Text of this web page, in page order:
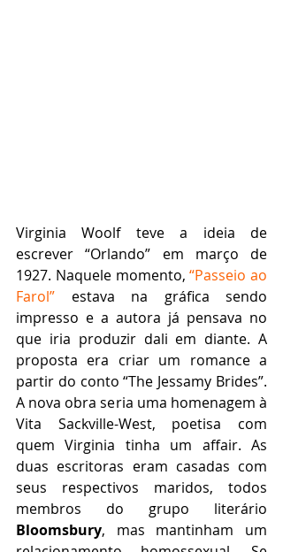
Virginia Woolf teve a ideia de
escrever “Orlando” em março de
1927. Naquele momento, “Passeio ao
Farol” estava na gráfica sendo
impresso e a autora já pensava no
que iria produzir dali em diante. A
proposta era criar um romance a
partir do conto “The Jessamy Brides”.
A nova obra seria uma homenagem à
Vita Sackville-West, poetisa com
quem Virginia tinha um affair. As
duas escritoras eram casadas com
seus respectivos maridos, todos
Bloomsbury, mas mantinham um